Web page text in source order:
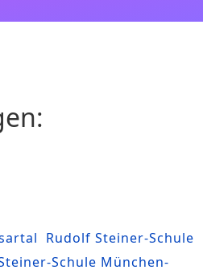
Rudolf Steiner-Schule
Schule München-